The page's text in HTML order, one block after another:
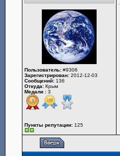
Пользователь: #9306
Зарегистрирован: 2012-12-03
Сообщений: 136
Откуда: Крым
Медали : 3
Пункты репутации: 125